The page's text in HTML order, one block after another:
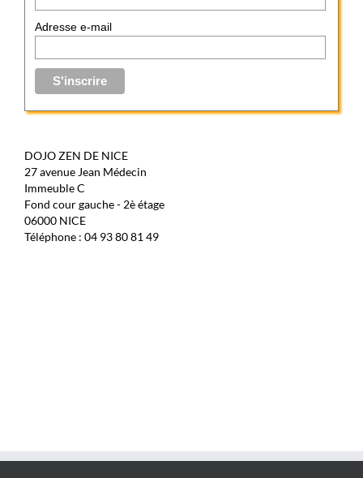
Adresse e-mail
DOJO ZEN DE NICE
27 avenue Jean Médecin
Immeuble C
Fond cour gauche - 2è étage
06000 NICE
Téléphone : 04 93 80 81 49